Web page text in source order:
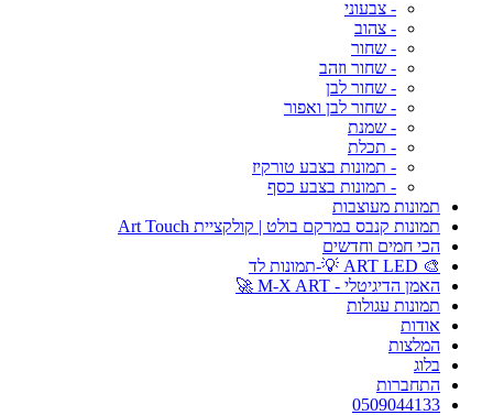
- צבעוני
- צהוב
- שחור
- שחור וזהב
- שחור לבן
- שחור לבן ואפור
- שמנת
- תכלת
- תמונות בצבע טורקיז
- תמונות בצבע כסף
תמונות מעוצבות
תמונות קנבס במרקם בולט | קולקציית Art Touch
הכי חמים וחדשים
🎨 ART LED 💡-תמונות לד
האמן הדיגיטלי - M-X ART 🚀
תמונות עגולות
אודות
המלצות
בלוג
התחברות
0509044133